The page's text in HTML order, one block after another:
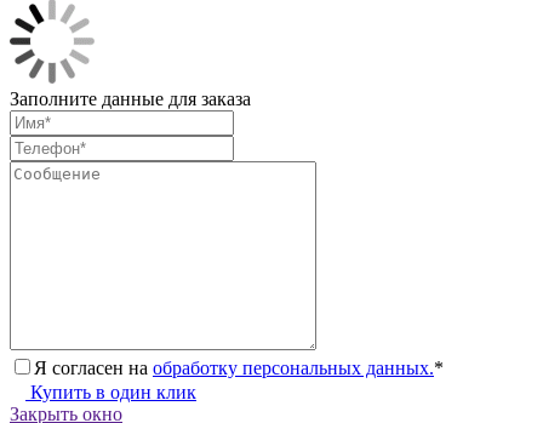
Заполните данные для заказа
Я согласен на обработку персональных данных.*
Купить в один клик
Закрыть окно